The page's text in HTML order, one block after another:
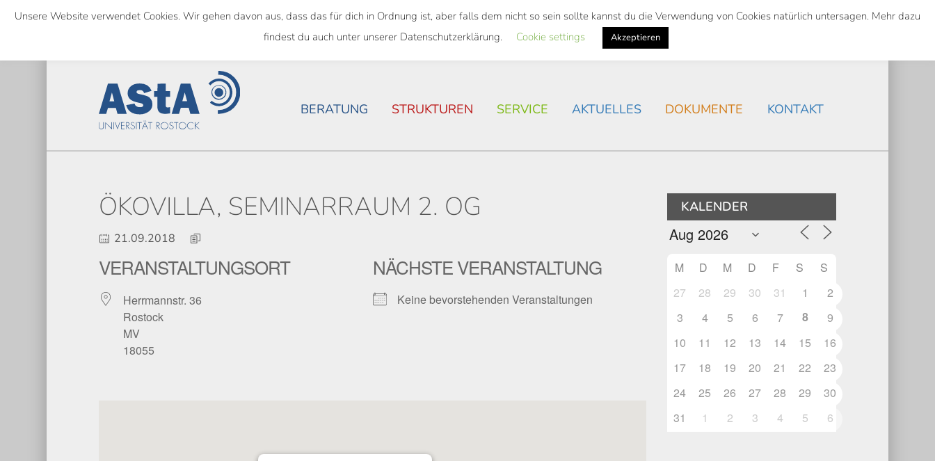
Skip
content
Suche
Search
SEMESTERTICKET ALS BUNDESWEITES TICKET AKTUELLES
BERATUNG STRUKTUREN SERVICE AKTUELLES DOKUMENTE KONTAKT
ÖKOVILLA, SEMINARRAUM 2. OG
21.09.2018
VERANSTALTUNGSORT
Herrmannstr. 36
Rostock
MV
18055
NÄCHSTE VERANSTALTUNG
Keine bevorstehenden Veranstaltungen
KALENDER
M D M D F S
S
27
28 29 30 31 1
2
3
4 5 6 7 8
9
10
11 12 13 14 15
16
17
18 19 20 21 22
23
24
25 26 27 28 29
30
31
1 2 3 4 5 6
Unsere Website verwendet Cookies. Wir gehen davon aus, dass das für dich in Ordnung ist, aber falls dem nicht so sein sollte kannst du die Verwendung von Cookies natürlich untersagen. Mehr dazu
findest du auch unter unserer Datenschutzerklärung.
Cookie settings Akzeptieren